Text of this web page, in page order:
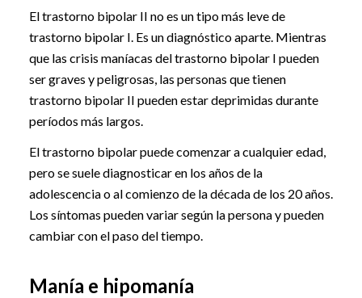
El trastorno bipolar II no es un tipo más leve de
trastorno bipolar I. Es un diagnóstico aparte. Mientras
que las crisis maníacas del trastorno bipolar I pueden
ser graves y peligrosas, las personas que tienen
trastorno bipolar II pueden estar deprimidas durante
períodos más largos.
El trastorno bipolar puede comenzar a cualquier edad,
pero se suele diagnosticar en los años de la
adolescencia o al comienzo de la década de los 20 años.
Los síntomas pueden variar según la persona y pueden
cambiar con el paso del tiempo.
Manía e hipomanía